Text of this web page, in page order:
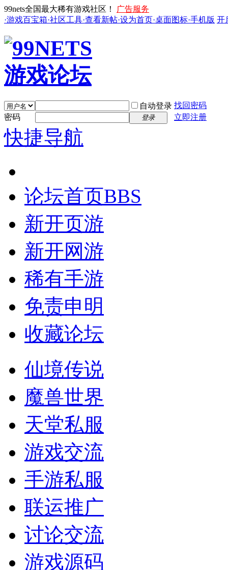
99nets全国最大稀有游戏社区！
广告服务
·游戏百宝箱·社区工具·查看新帖·设为首页·桌面图标·手机版 开
自动登录 找回密码
密码
登录 立即注册
快捷导航
论坛首页BBS
新开页游
新开网游
稀有手游
免责申明
收藏论坛
仙境传说
魔兽世界
天堂私服
游戏交流
手游私服
联运推广
讨论交流
游戏源码